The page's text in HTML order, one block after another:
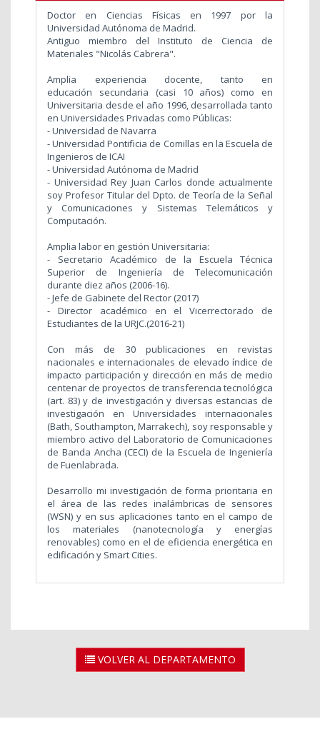
Doctor en Ciencias Físicas en 1997 por la
Universidad Autónoma de Madrid.
Antiguo miembro del Instituto de Ciencia de
Materiales "Nicolás Cabrera".
Amplia experiencia docente, tanto en
educación secundaria (casi 10 años) como en
Universitaria desde el año 1996, desarrollada tanto
en Universidades Privadas como Públicas:
- Universidad de Navarra
- Universidad Pontificia de Comillas en la Escuela de
Ingenieros de ICAI
- Universidad Autónoma de Madrid
- Universidad Rey Juan Carlos donde actualmente
soy Profesor Titular del Dpto. de Teoría de la Señal
y Comunicaciones y Sistemas Telemáticos y
Computación.
Amplia labor en gestión Universitaria:
- Secretario Académico de la Escuela Técnica
Superior de Ingeniería de Telecomunicación
durante diez años (2006-16).
- Jefe de Gabinete del Rector (2017)
- Director académico en el Vicerrectorado de
Estudiantes de la URJC.(2016-21)
Con más de 30 publicaciones en revistas
nacionales e internacionales de elevado índice de
impacto participación y dirección en más de medio
centenar de proyectos de transferencia tecnológica
(art. 83) y de investigación y diversas estancias de
investigación en Universidades internacionales
(Bath, Southampton, Marrakech), soy responsable y
miembro activo del Laboratorio de Comunicaciones
de Banda Ancha (CECI) de la Escuela de Ingeniería
de Fuenlabrada.
Desarrollo mi investigación de forma prioritaria en
el área de las redes inalámbricas de sensores
(WSN) y en sus aplicaciones tanto en el campo de
los materiales (nanotecnología y energías
renovables) como en el de eficiencia energética en
edificación y Smart Cities.
VOLVER AL DEPARTAMENTO